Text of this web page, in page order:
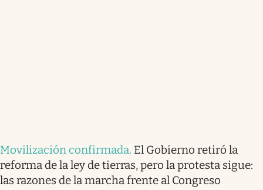
Movilización confirmada. El Gobierno retiró la
reforma de la ley de tierras, pero la protesta sigue:
las razones de la marcha frente al Congreso